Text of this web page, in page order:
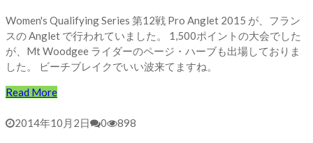
Women's Qualifying Series 第12戦 Pro Anglet 2015 が、フラン
スの Anglet で行われていました。 1,500ポイントの大会でした
が、Mt Woodgee ライダーのページ・ハーブも出場しておりま
した。 ビーチブレイクでいい波来てますね。
Read More
2014年10月2日 0 898